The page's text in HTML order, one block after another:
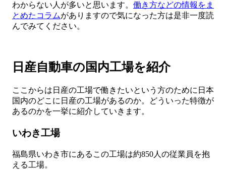
わからない人が多いと思います。 働き方などの情報をま
とめたコラムがありますので気になった方は是非一度読
んでみてください。
日産自動車の国内工場を紹介
ここからは日産の工場で働きたいという方のために日本
国内のどこに日産の工場があるのか。どういった特徴が
あるのかを一挙に紹介していきます。
いわき工場
福島県いわき市にあるこの工場は約850人の従業員を抱
える工場。